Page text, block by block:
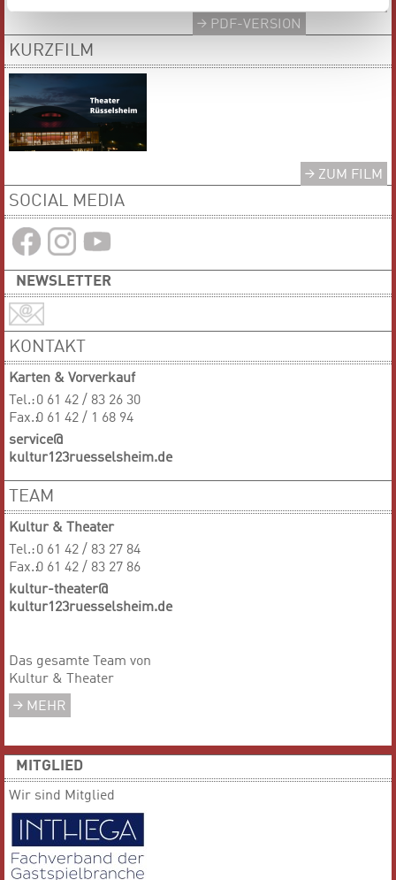
PDF-VERSION
KURZFILM
ZUM FILM
SOCIAL MEDIA
NEWSLETTER
KONTAKT
Karten & Vorverkauf
Tel.:0 61 42 / 83 26 30
Fax.:0 61 42 / 1 68 94
service@
kultur123ruesselsheim.de
TEAM
Kultur & Theater
Tel.:0 61 42 / 83 27 84
Fax.:0 61 42 / 83 27 86
kultur-theater@
kultur123ruesselsheim.de
Das gesamte Team von
Kultur & Theater
MEHR
MITGLIED
Wir sind Mitglied